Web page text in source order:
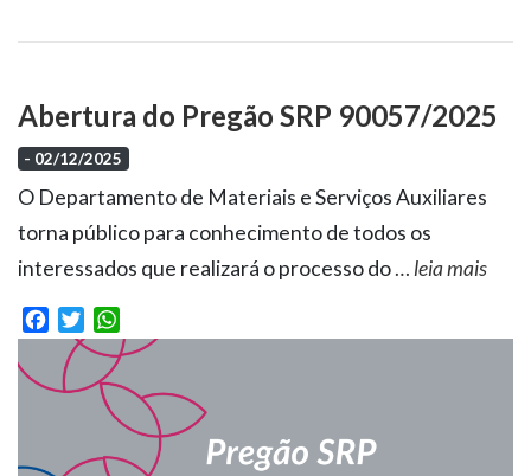
Abertura do Pregão SRP 90057/2025
- 02/12/2025
O Departamento de Materiais e Serviços Auxiliares
torna público para conhecimento de todos os
interessados que realizará o processo do… leia mais
Facebook
Twitter